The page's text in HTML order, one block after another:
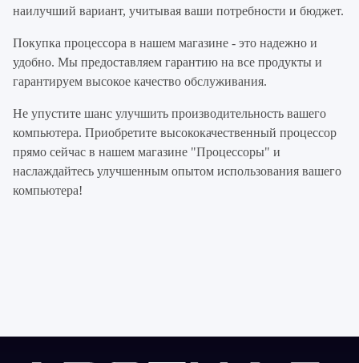
наилучший вариант, учитывая ваши потребности и бюджет.
Покупка процессора в нашем магазине - это надежно и
удобно. Мы предоставляем гарантию на все продукты и
гарантируем высокое качество обслуживания.
Не упустите шанс улучшить производительность вашего
компьютера. Приобретите высококачественный процессор
прямо сейчас в нашем магазине "Процессоры" и
наслаждайтесь улучшенным опытом использования вашего
компьютера!